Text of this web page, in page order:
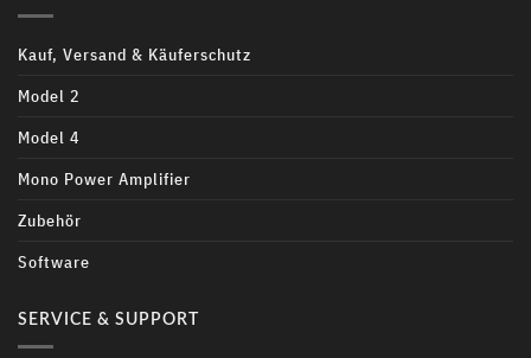
Kauf, Versand & Käuferschutz
Model 2
Model 4
Mono Power Amplifier
Zubehör
Software
SERVICE & SUPPORT